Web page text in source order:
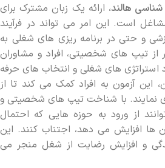
هالند، ارائه یک زبان مشترک برای
است. این امر می ‌تواند در فرآیند
و حتی در برنامه‌ ریزی‌ های شغلی به
از تیپ ‌های شخصیتی، افراد و مشاوران
استراتژی ‌های شغلی و انتخاب ‌های حرفه
این آزمون به افراد کمک می ‌کند تا از
با شناخت تیپ‌ های شخصیتی و
از ورود به حوزه‌ هایی که احتمال
ها افزایش می ‌دهد، اجتناب کنند. این
و افزایش رضایت از شغل منجر می